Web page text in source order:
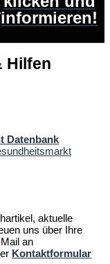
informieren!
Hilfen
Datenbank
aktuelle
uns über Ihre
an
Kontaktformular